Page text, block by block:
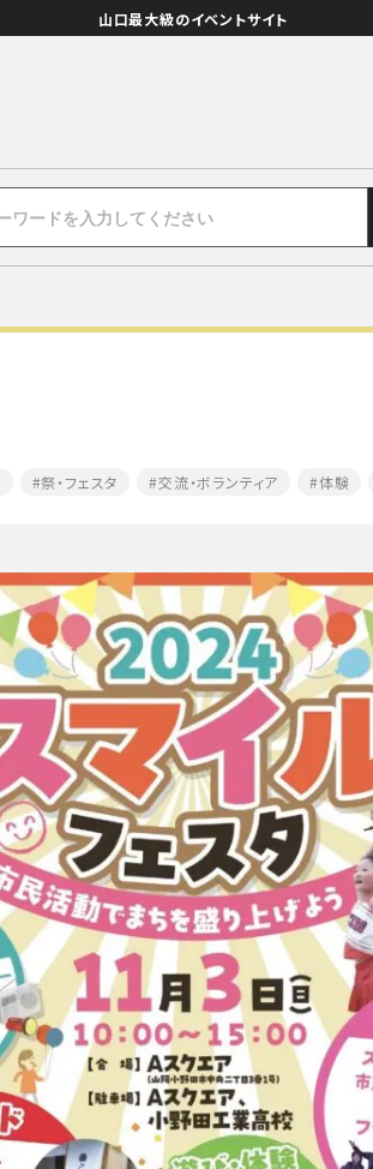
山口最大級のイベントサイト
祭・フェスタ 交流・ボランティア 体験